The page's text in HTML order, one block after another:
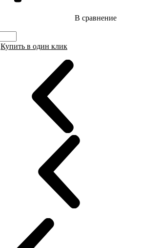
В сравнение
Купить в один клик